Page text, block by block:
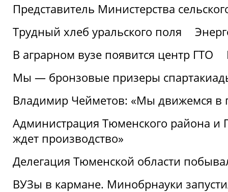
Представитель Министерства
Трудный хлеб уральского поля
В аграрном вузе появится центр ГТО
Мы — бронзовые призеры
Владимир Чейметов: «Мы движемся в
Администрация Тюменского района и
ждет производство»
Делегация Тюменской области
ВУЗы в кармане. Минобрнауки